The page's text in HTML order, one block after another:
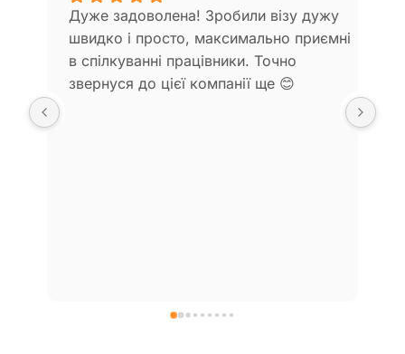
Дуже задоволена! Зробили візу дужу
швидко і просто, максимально приємні
в спілкуванні працівники. Точно
звернуся до цієї компанії ще 😊